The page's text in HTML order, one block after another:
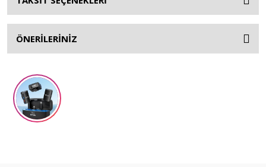
ÖNERİLERİNİZ